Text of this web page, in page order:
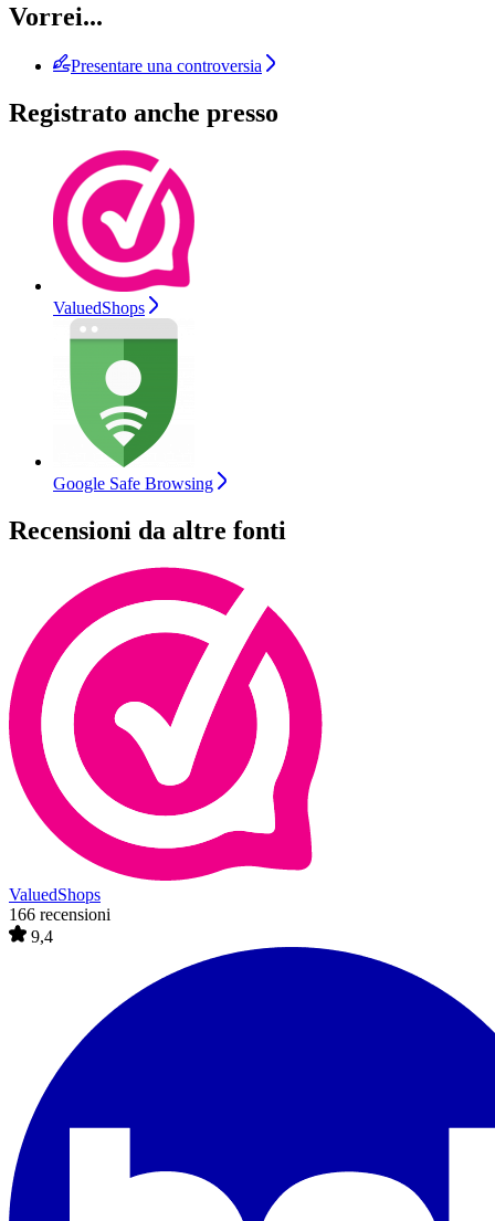
Vorrei...
Presentare una controversia
Registrato anche presso
ValuedShops
Google Safe Browsing
Recensioni da altre fonti
ValuedShops
166 recensioni
9,4